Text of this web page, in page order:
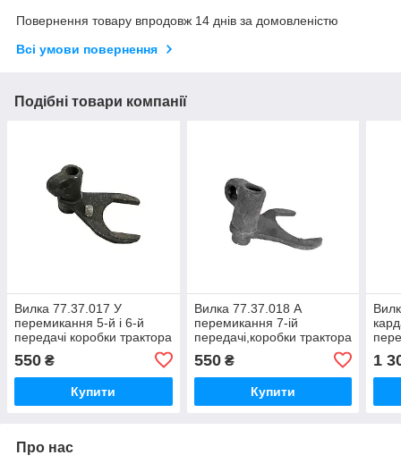
Повернення товару впродовж 14 днів за домовленістю
Всі умови повернення
Подібні товари компанії
Вилка 77.37.017 У
перемикання 5-й і 6-й
передачі коробки трактора
ДТ-75,ДТ-75Н,ДТ-75М,ДТ-75МВ,ДТ-75НБ
550 ₴
Купити
Вилка 77.37.018 А
перемикання 7-ій
передачі,коробки трактора
ДТ-75,ДТ-75Н,ДТ-75М,ДТ-
550₴
Купити
1
Про нас